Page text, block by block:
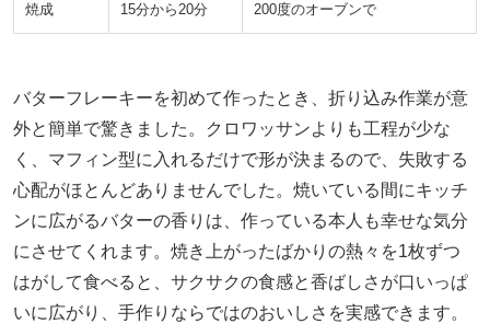
焼成 15分から20分 200度のオーブンで
バターフレーキーを初めて作ったとき、折り込み作業が意
外と簡単で驚きました。クロワッサンよりも工程が少な
く、マフィン型に入れるだけで形が決まるので、失敗する
心配がほとんどありませんでした。焼いている間にキッチ
ンに広がるバターの香りは、作っている本人も幸せな気分
にさせてくれます。焼き上がったばかりの熱々を1枚ずつ
はがして食べると、サクサクの食感と香ばしさが口いっぱ
いに広がり、手作りならではのおいしさを実感できます。